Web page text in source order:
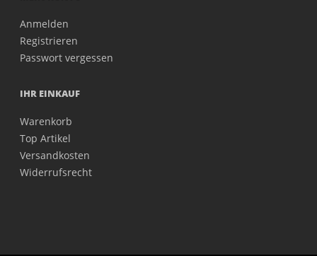
Anmelden
Registrieren
Passwort vergessen
IHR EINKAUF
Warenkorb
Top Artikel
Versandkosten
Widerrufsrecht